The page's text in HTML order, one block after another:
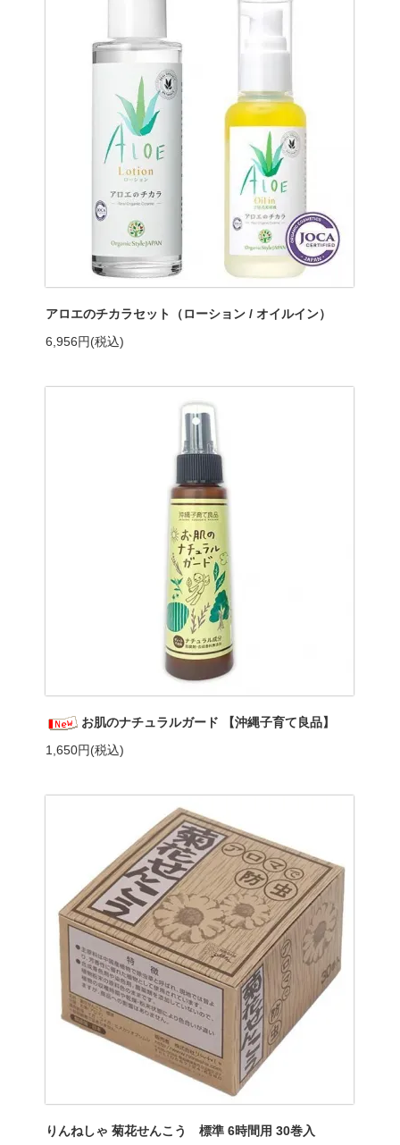
アロエのチカラセット（ローション / オイルイン）
6,956円(税込)
お肌のナチュラルガード 【沖縄子育て良品】
1,650円(税込)
りんねしゃ 菊花せんこう 標準 6時間用 30巻入